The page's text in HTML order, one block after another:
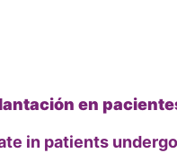
en pacientes
in patients